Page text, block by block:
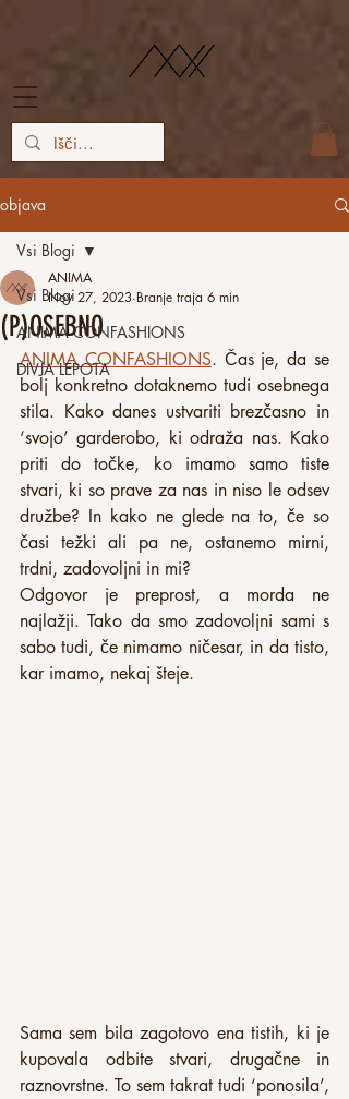
objava
Vsi Blogi
ANIMA CONFASHIONS
DIVJA LEPOTA
Vsi Blogi
(P)OSEBNO
ANIMA
Nov 27, 2023 Branje traja 6 min
ANIMA CONFASHIONS. Čas je, da se
bolj konkretno dotaknemo tudi osebnega
stila. Kako danes ustvariti brezčasno in
‘svojo’ garderobo, ki odraža nas. Kako
priti do točke, ko imamo samo tiste
stvari, ki so prave za nas in niso le odsev
družbe? In kako ne glede na to, če so
časi težki ali pa ne, ostanemo mirni,
trdni, zadovoljni in mi?
Odgovor je preprost, a morda ne
najlažji. Tako da smo zadovoljni sami s
sabo tudi, če nimamo ničesar, in da tisto,
kar imamo, nekaj šteje.
Sama sem bila zagotovo ena tistih, ki je
kupovala odbite stvari, drugačne in
raznovrstne. To sem takrat tudi ‘ponosila’,